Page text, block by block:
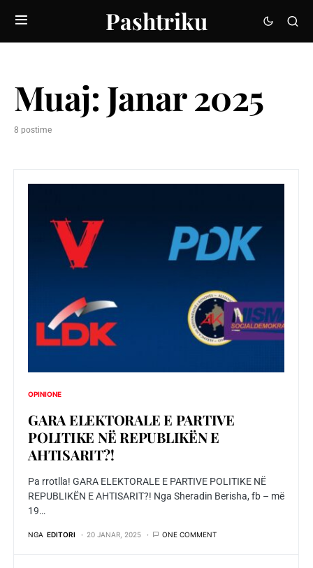
Pashtriku
Muaj: Janar 2025
8 postime
OPINIONE
GARA ELEKTORALE E PARTIVE
POLITIKE NË REPUBLIKËN E
AHTISARIT?!
Pa rrotlla! GARA ELEKTORALE E PARTIVE POLITIKE NË
REPUBLIKËN E AHTISARIT?! Nga Sheradin Berisha, fb – më
19…
NGA EDITORI 20 JANAR, 2025 ONE COMMENT